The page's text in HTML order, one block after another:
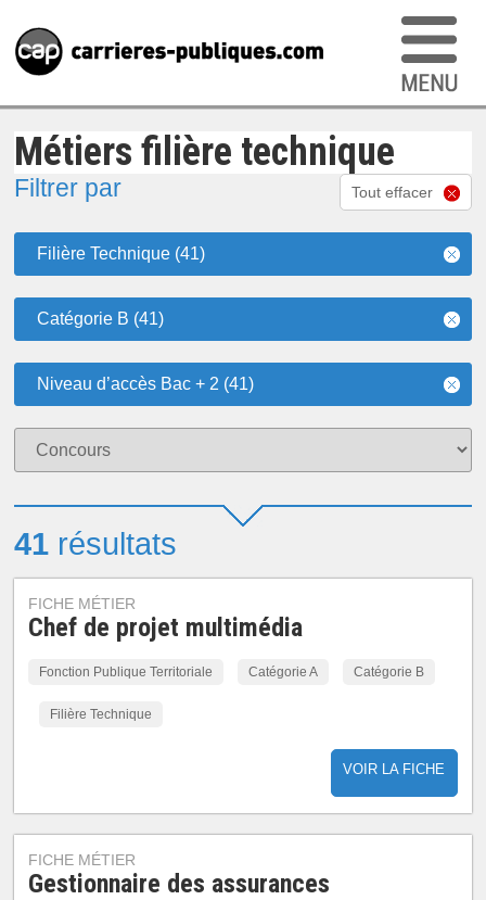
Métiers filière technique
Filtrer par Tout effacer
Filière Technique (41)
Catégorie B (41)
Niveau d’accès Bac + 2 (41)
41 résultats
FICHE MÉTIER
Chef de projet multimédia
Fonction Publique Territoriale Catégorie A Catégorie B
Filière Technique
VOIR LA FICHE
FICHE MÉTIER
Gestionnaire des assurances